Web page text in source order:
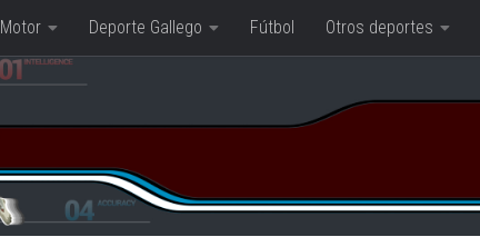
Motor Deporte Gallego Fútbol Otros deportes